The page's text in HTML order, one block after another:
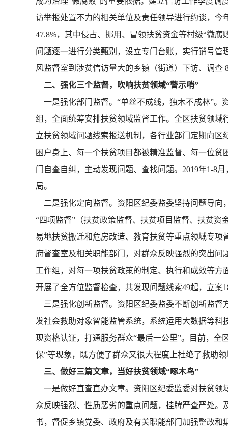
访举报处置不力的相关单位及责任领导进行约谈，今
47.8%，其中侵占、挪用、冒领扶贫资金等村级“微
问题逐一进行分类甄别，设立专门台账，实行销号
风监督室到涉贫信访量大的乡镇（街道）下访、调
二、强化三个监督，吹响扶贫领域“警示哨”
一是强化部门监督。“单丝不成线，独木不成林”。
组，全面统筹安排扶贫领域监督工作。全区扶贫领
立扶贫领域问题线索报送机制，各行业部门定期向
困户身上、每一个扶贫项目都被精准监督、每一位
门自查自纠，主动发现问题、查找问题。2019年1-8
局。
二是强化定向监督。资阳区纪委监委坚持问题导向
“四项监督”（扶贫政策监督、扶贫项目监督、扶贫
易地扶贫搬迁和危房改造、教育扶贫等重点领域专项
府督查室及相关职能部门，对群众反映强烈的突出问
工作组，对每一项扶贫政策的制定、执行和成效等
开展了全方位监督检查，共发现问题线索49起，立案
三是强化创新监督。资阳区纪委监委不断创新监督
发社会救助对象智能监管系统，系统运用大数据等
现资格认证，打通服务群众“最后一公里”。目前，全
保”等现象，既方便了群众又很大程度上杜绝了救助
三、做好三篇文章，当好扶贫领域“啄木鸟”
一是做好直查直办文章。资阳区纪委监委对扶贫领
众反映强烈、性质恶劣的重点问题，挂牌严查严处
书，督促乡镇党委、政府及有关职能部门加强整改和